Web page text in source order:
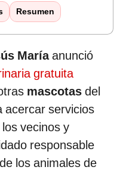
Resumen
Maríaanunció
gratuita
mascotas del
acercar servicios
vecinos y
responsable
los animales de